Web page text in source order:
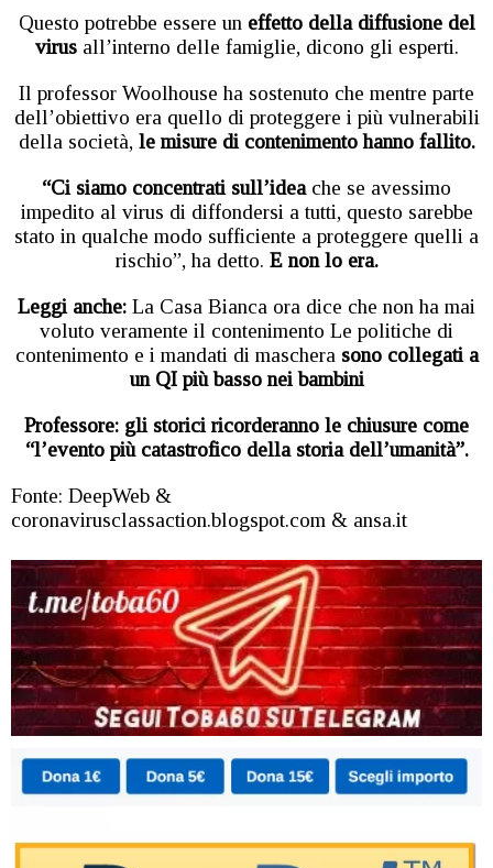
Questo potrebbe essere un effetto della diffusione del
virus all’interno delle famiglie, dicono gli esperti.
Il professor Woolhouse ha sostenuto che mentre parte
dell’obiettivo era quello di proteggere i più vulnerabili
della società, le misure di contenimento hanno fallito.
“Ci siamo concentrati sull’idea che se avessimo
impedito al virus di diffondersi a tutti, questo sarebbe
stato in qualche modo sufficiente a proteggere quelli a
rischio”, ha detto. E non lo era.
Leggi anche: La Casa Bianca ora dice che non ha mai
voluto veramente il contenimento Le politiche di
contenimento e i mandati di maschera sono collegati a
un QI più basso nei bambini
Professore: gli storici ricorderanno le chiusure come
“l’evento più catastrofico della storia dell’umanità”.
Fonte: DeepWeb &
coronavirusclassaction.blogspot.com & ansa.it